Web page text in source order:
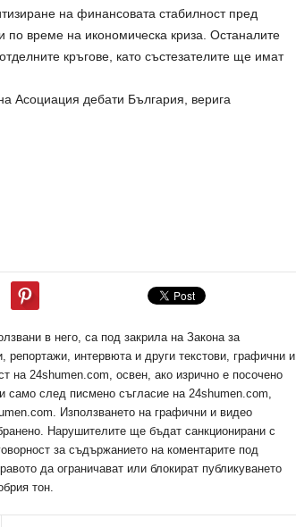
на финансовата стабилност пред
по време на икономическа криза. Останалите
кръгове, като състезателите ще имат
Асоциация дебати България, верига
в него, са под закрила на Закона за
репортажи, интервюта и други текстови, графични и
на 24shumen.com, освен, ако изрично е посочено
само след писмено съгласие на 24shumen.com,
Използването на графични и видео
Нарушителите ще бъдат санкционирани с
за съдържанието на коментарите под
да ограничават или блокират публикуването
тон.